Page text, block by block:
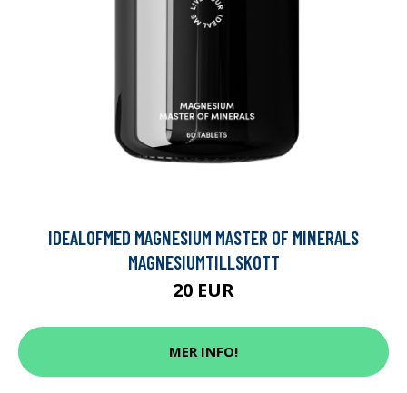
IDEALOFMED MAGNESIUM MASTER OF MINERALS
MAGNESIUMTILLSKOTT
20 EUR
MER INFO!